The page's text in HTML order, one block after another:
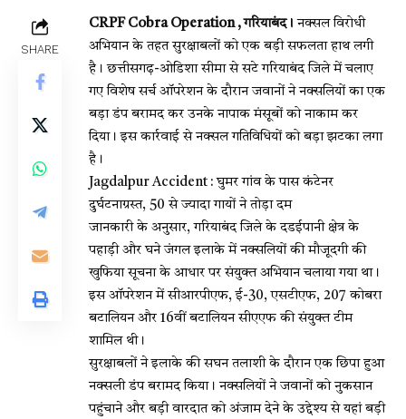
SHARE
CRPF Cobra Operation , गरियाबंद। नक्सल विरोधी
अभियान के तहत सुरक्षाबलों को एक बड़ी सफलता हाथ लगी
है। छत्तीसगढ़-ओडिशा सीमा से सटे गरियाबंद जिले में चलाए
गए विशेष सर्च ऑपरेशन के दौरान जवानों ने नक्सलियों का एक
बड़ा डंप बरामद कर उनके नापाक मंसूबों को नाकाम कर
दिया। इस कार्रवाई से नक्सल गतिविधियों को बड़ा झटका लगा
है।
Jagdalpur Accident : घुमर गांव के पास कंटेनर
दुर्घटनाग्रस्त, 50 से ज्यादा गायों ने तोड़ा दम
जानकारी के अनुसार, गरियाबंद जिले के दडईपानी क्षेत्र के
पहाड़ी और घने जंगल इलाके में नक्सलियों की मौजूदगी की
खुफिया सूचना के आधार पर संयुक्त अभियान चलाया गया था।
इस ऑपरेशन में सीआरपीएफ, ई-30, एसटीएफ, 207 कोबरा
बटालियन और 16वीं बटालियन सीएएफ की संयुक्त टीम
शामिल थी।
सुरक्षाबलों ने इलाके की सघन तलाशी के दौरान एक छिपा हुआ
नक्सली डंप बरामद किया। नक्सलियों ने जवानों को नुकसान
पहुंचाने और बड़ी वारदात को अंजाम देने के उद्देश्य से यहां बड़ी